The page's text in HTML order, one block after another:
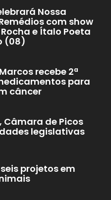
Nossa
com show
e Ítalo Poeta
(08)
recebe 2ª
para
câncer
Câmara de Picos
legislativas
projetos em